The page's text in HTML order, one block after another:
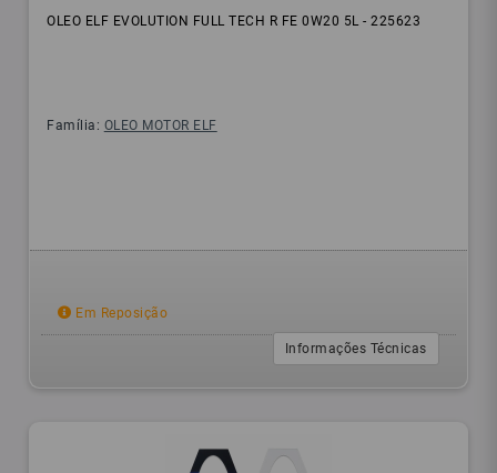
OLEO ELF EVOLUTION FULL TECH R FE 0W20 5L - 225623
Família: OLEO MOTOR ELF
Em Reposição
Informações Técnicas